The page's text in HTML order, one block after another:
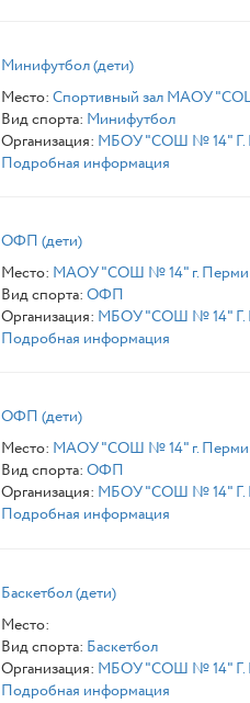
Минифутбол (дети)
Место: Спортивный зал МАОУ
Вид спорта: Минифутбол
Организация: МБОУ "СОШ № 14"
Подробная информация
ОФП (дети)
Место: МАОУ "СОШ № 14" г. Перми
Вид спорта: ОФП
Организация: МБОУ "СОШ № 14"
Подробная информация
ОФП (дети)
Место: МАОУ "СОШ № 14" г. Перми
Вид спорта: ОФП
Организация: МБОУ "СОШ № 14"
Подробная информация
Баскетбол (дети)
Место:
Вид спорта: Баскетбол
Организация: МБОУ "СОШ № 14"
Подробная информация